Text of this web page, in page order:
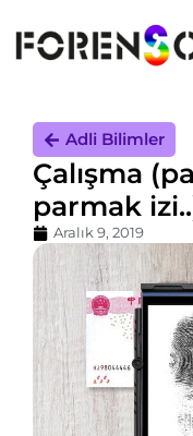
Adli Bilimler
Çalışma
parmak
Aralık 9, 2019